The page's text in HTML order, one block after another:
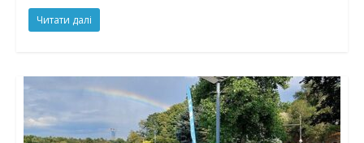
Читати далі